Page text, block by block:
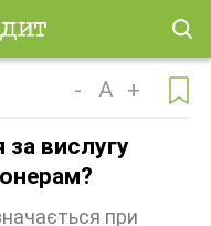
- A +
за вислугу
при